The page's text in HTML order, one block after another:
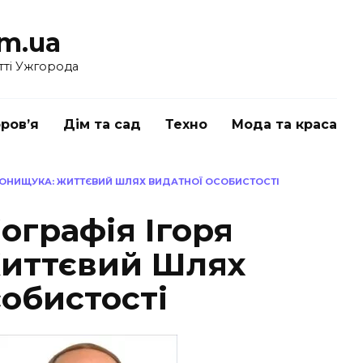
Ужгорода
Дім та сад Техно Мода та краса
ОНИЩУКА: ЖИТТЄВИЙ ШЛЯХ ВИДАТНОЇ ОСОБИСТОСТІ
Ігоря
Шлях